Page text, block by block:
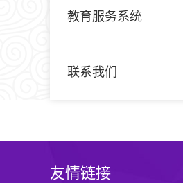
教育服务系统
联系我们
友情链接